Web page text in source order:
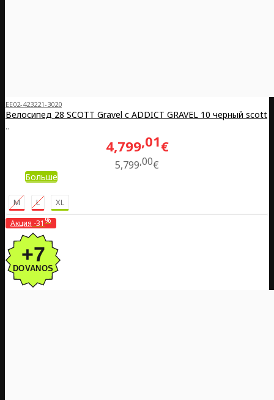
EE02-423221-3020
Велосипед 28 SCOTT Gravel с ADDICT GRAVEL 10 черный scott
..
4,799 01€
5,799 00€
Больше
M L XL
Акция -31%